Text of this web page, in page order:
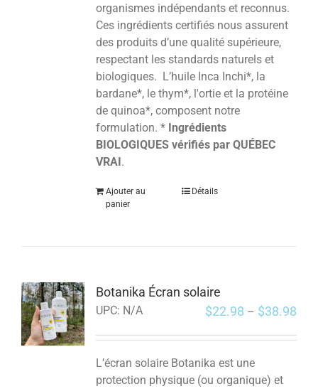
organismes indépendants et reconnus.
Ces ingrédients certifiés nous assurent
des produits d’une qualité supérieure,
respectant les standards naturels et
biologiques. L’huile Inca Inchi*, la
bardane*, le thym*, l'ortie et la protéine
de quinoa*, composent notre
formulation. *Ingrédients
BIOLOGIQUES vérifiés par QUÉBEC
VRAI.
Ajouter au
panier
Détails
Botanika Écran solaire
UPC: N/A $22.98 – $38.98
L’écran solaire Botanika est une
protection physique (ou organique) et